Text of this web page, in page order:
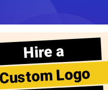
Hire a
Custom Logo